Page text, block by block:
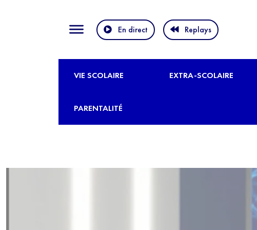
En direct Replays
VIE SCOLAIRE EXTRA-SCOLAIRE
PARENTALITÉ